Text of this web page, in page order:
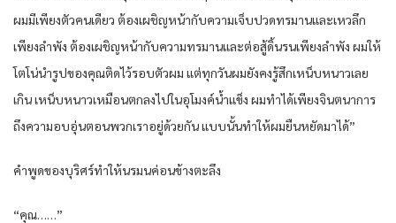
ผมมีเพียงตัวคนเดียว ต้องเผชิญหน้ากับความเจ็บปวดทรมานและเหวลึก
เพียงลำพัง ต้องเผชิญหน้ากับความทรมานและต่อสู้ดิ้นรนเพียงลำพัง ผมให้
โตโน่นำรูปของคุณติดไว้รอบตัวผม แต่ทุกวันผมยังคงรู้สึกเหน็บหนาวเลย
เกิน เหน็บหนาวเหมือนตกลงไปในอุโมงค์น้ำแข็ง ผมทำได้เพียงจินตนาการ
ถึงความอบอุ่นตอนพวกเราอยู่ด้วยกัน แบบนั้นทำให้ผมยืนหยัดมาได้”
คำพูดของบุริศร์ทำให้นรมนค่อนข้างตะลึง
“คุณ……”